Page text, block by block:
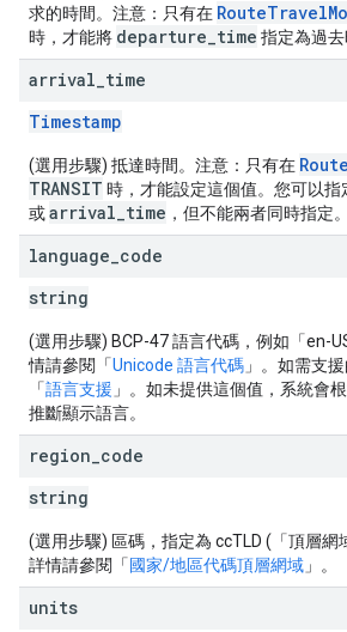
求的時間。注意：只有在
時，才能將 departure_time 指定為過去
arrival time
Timestamp
(選用步驟) 抵達時間。注意：只有在
TRANSIT 時，才能設定這個值。您可以指
或arrival_time ，但不能兩者同時指定。
language code
string
(選用步驟) BCP-47 語言代碼，例如「en-
情請參閱「Unicode 語言代碼 」。如需支
「語言支援 」。如未提供這個值，系統會
推斷顯示語言。
region code
string
(選用步驟) 區碼，指定為 ccTLD (「頂層網
詳情請參閱「國家/地區代碼頂層網域 」。
units